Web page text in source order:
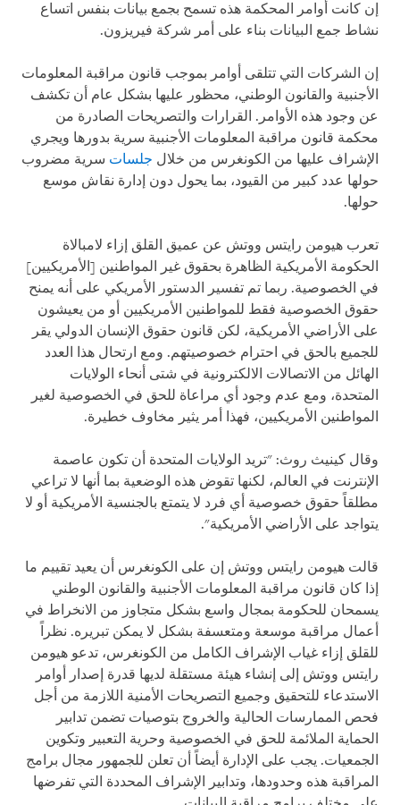
إن كانت أوامر المحكمة هذه تسمح بجمع بيانات بنفس اتساع
نشاط جمع البيانات بناء على أمر شركة فيريزون.
إن الشركات التي تتلقى أوامر بموجب قانون مراقبة المعلومات
الأجنبية والقانون الوطني، محظور عليها بشكل عام أن تكشف
عن وجود هذه الأوامر. القرارات والتصريحات الصادرة من
محكمة قانون مراقبة المعلومات الأجنبية سرية بدورها ويجري
الإشراف عليها من الكونغرس من خلال جلسات سرية مضروب
حولها عدد كبير من القيود، بما يحول دون إدارة نقاش موسع
حولها.
تعرب هيومن رايتس ووتش عن عميق القلق إزاء لامبالاة
الحكومة الأمريكية الظاهرة بحقوق غير المواطنين [الأمريكيين]
في الخصوصية. ربما تم تفسير الدستور الأمريكي على أنه يمنح
حقوق الخصوصية فقط للمواطنين الأمريكيين أو من يعيشون
على الأراضي الأمريكية، لكن قانون حقوق الإنسان الدولي يقر
للجميع بالحق في احترام خصوصيتهم. ومع ارتحال هذا العدد
الهائل من الاتصالات الالكترونية في شتى أنحاء الولايات
المتحدة، ومع عدم وجود أي مراعاة للحق في الخصوصية لغير
المواطنين الأمريكيين، فهذا أمر يثير مخاوف خطيرة.
وقال كينيث روث: "تريد الولايات المتحدة أن تكون عاصمة
الإنترنت في العالم، لكنها تقوض هذه الوضعية بما أنها لا تراعي
مطلقاً حقوق خصوصية أي فرد لا يتمتع بالجنسية الأمريكية أو لا
يتواجد على الأراضي الأمريكية".
قالت هيومن رايتس ووتش إن على الكونغرس أن يعيد تقييم ما
إذا كان قانون مراقبة المعلومات الأجنبية والقانون الوطني
يسمحان للحكومة بمجال واسع بشكل متجاوز من الانخراط في
أعمال مراقبة موسعة ومتعسفة بشكل لا يمكن تبريره. نظراً
للقلق إزاء غياب الإشراف الكامل من الكونغرس، تدعو هيومن
رايتس ووتش إلى إنشاء هيئة مستقلة لديها قدرة إصدار أوامر
الاستدعاء للتحقيق وجميع التصريحات الأمنية اللازمة من أجل
فحص الممارسات الحالية والخروج بتوصيات تضمن تدابير
الحماية الملائمة للحق في الخصوصية وحرية التعبير وتكوين
الجمعيات. يجب على الإدارة أيضاً أن تعلن للجمهور مجال برامج
المراقبة هذه وحدودها، وتدابير الإشراف المحددة التي تفرضها